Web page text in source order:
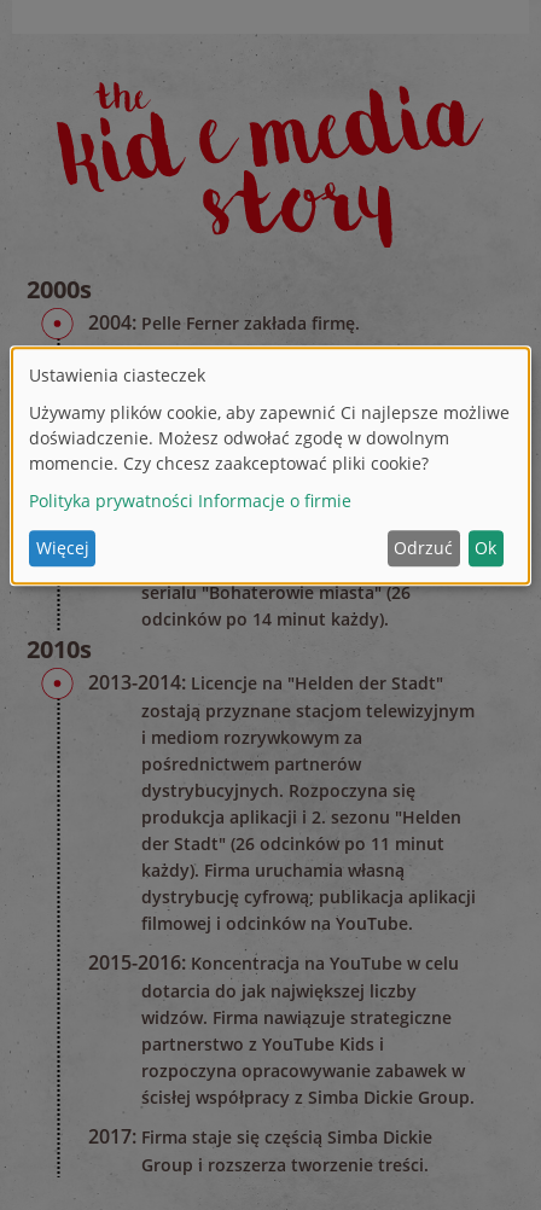
2000s
2004: Pelle Ferner zakłada firmę.
2005 - 2008:
DVD we współpracy z Disney, Egmont i
Rabéns (rynek szwedzki).
własnych treści, animowanych seriali
telewizyjnych dla dzieci (w wieku
przedszkolnym). Produkcja 1. sezonu
serialu "Bohaterowie miasta" (26
odcinków po 14 minut każdy).
2010s
2013-2014: Licencje na "Helden der Stadt"
zostają przyznane stacjom telewizyjnym
i mediom rozrywkowym za
pośrednictwem partnerów
dystrybucyjnych. Rozpoczyna się
produkcja aplikacji i 2. sezonu "Helden
der Stadt" (26 odcinków po 11 minut
każdy). Firma uruchamia własną
dystrybucję cyfrową; publikacja aplikacji
filmowej i odcinków na YouTube.
2015-2016: Koncentracja na YouTube w celu
dotarcia do jak największej liczby
widzów. Firma nawiązuje strategiczne
partnerstwo z YouTube Kids i
rozpoczyna opracowywanie zabawek w
ścisłej współpracy z Simba Dickie Group.
2017: Firma staje się częścią Simba Dickie
Group i rozszerza tworzenie treści.